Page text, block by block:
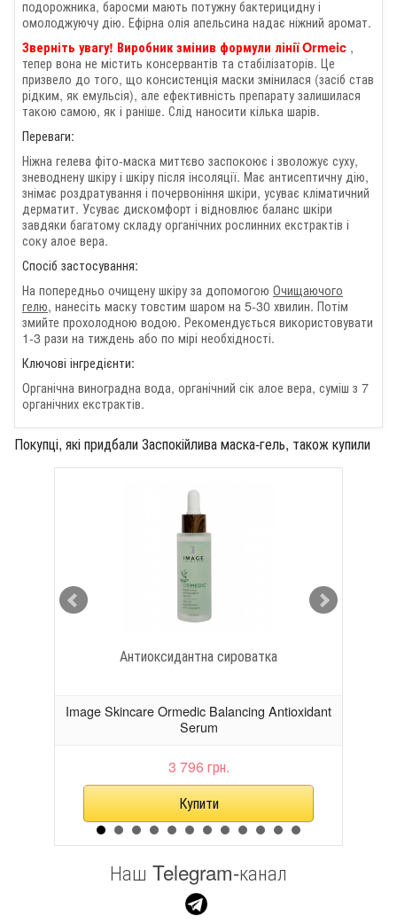
подорожника, баросми мають потужну бактерицидну і
омолоджуючу дію. Ефірна олія апельсина надає ніжний аромат.
Зверніть увагу! Виробник змінив формули лінії Ormeic ,
тепер вона не містить консервантів та стабілізаторів. Це
призвело до того, що консистенція маски змінилася (засіб став
рідким, як емульсія), але ефективність препарату залишилася
такою самою, як і раніше. Слід наносити кілька шарів.
Переваги:
Ніжна гелева фіто-маска миттєво заспокоює і зволожує суху,
зневоднену шкіру і шкіру після інсоляції. Має антисептичну дію,
знімає роздратування і почервоніння шкіри, усуває кліматичний
дерматит. Усуває дискомфорт і відновлює баланс шкіри
завдяки багатому складу органічних рослинних екстрактів і
соку алое вера.
Спосіб застосування:
На попередньо очищену шкіру за допомогою Очищаючого
гелю, нанесіть маску товстим шаром на 5-30 хвилин. Потім
змийте прохолодною водою. Рекомендується використовувати
1-3 рази на тиждень або по мірі необхідності.
Ключові інгредієнти:
Органічна виноградна вода, органічний сік алое вера, суміш з 7
органічних екстрактів.
Покупці, які придбали Заспокійлива маска-гель, також купили
Антиоксидантна сироватка
Image Skincare Ormedic Balancing Antioxidant
Serum
3 796 грн.
Наш Telegram-канал